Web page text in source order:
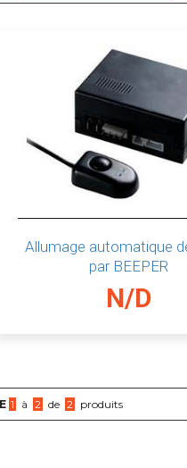
Allumage automatique
par BEEPER
N/D
1 à 2 de 2 produits